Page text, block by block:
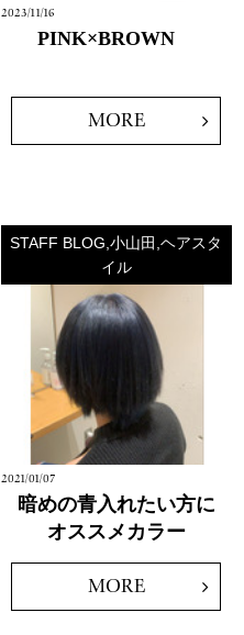
2023/11/16
PINK×BROWN
MORE
STAFF BLOG,小山田,ヘアスタ
イル
2021/01/07
暗めの青入れたい方に
オススメカラー
MORE